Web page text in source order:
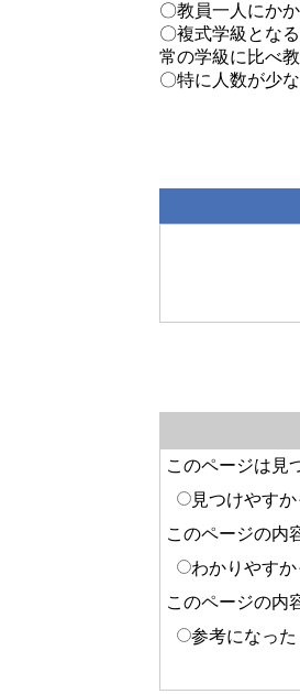
〇教員一人にか
〇複式学級とな
常の学級に比べ
〇特に人数が少
このページは見
見つけやす
このページの内
わかりやす
このページの内
参考になった